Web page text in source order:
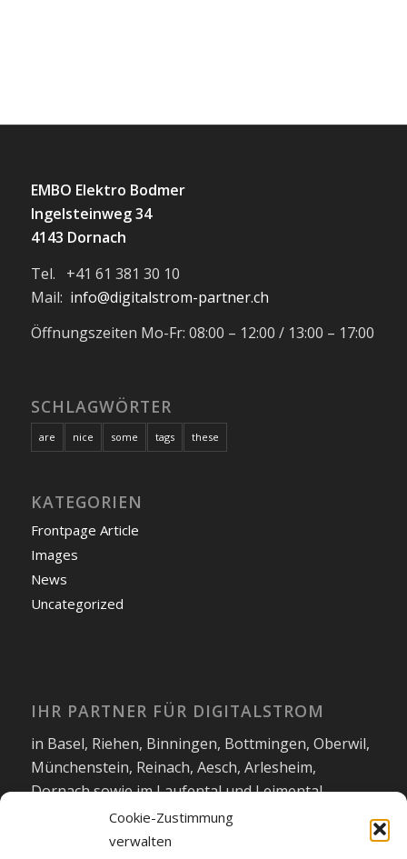
Cookie-Zustimmung
verwalten
EMBO Elektro Bodmer
Ingelsteinweg 34
4143 Dornach
Tel. +41 61 381 30 10
Mail: info@digitalstrom-partner.ch
Öffnungszeiten Mo-Fr: 08:00 – 12:00 / 13:00 – 17:00
SCHLAGWÖRTER
are nice some tags these
KATEGORIEN
Frontpage Article
Images
News
Uncategorized
IHR PARTNER FÜR DIGITALSTROM
in Basel, Riehen, Binningen, Bottmingen, Oberwil,
Münchenstein, Reinach, Aesch, Arlesheim,
Dornach sowie im Laufental und Leimental.
|Datenschutzerklärung